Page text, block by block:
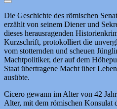
Die Geschichte des römischen
erzählt von seinem Diener und
dieses herausragenden
Kurzschrift, protokolliert die
vom stotternden und scheuen
Machtpolitiker, der auf dem
Staat übertragene Macht über
ausübte.
Cicero gewann im Alter von 42
Alter, mit dem römischen Konsulat